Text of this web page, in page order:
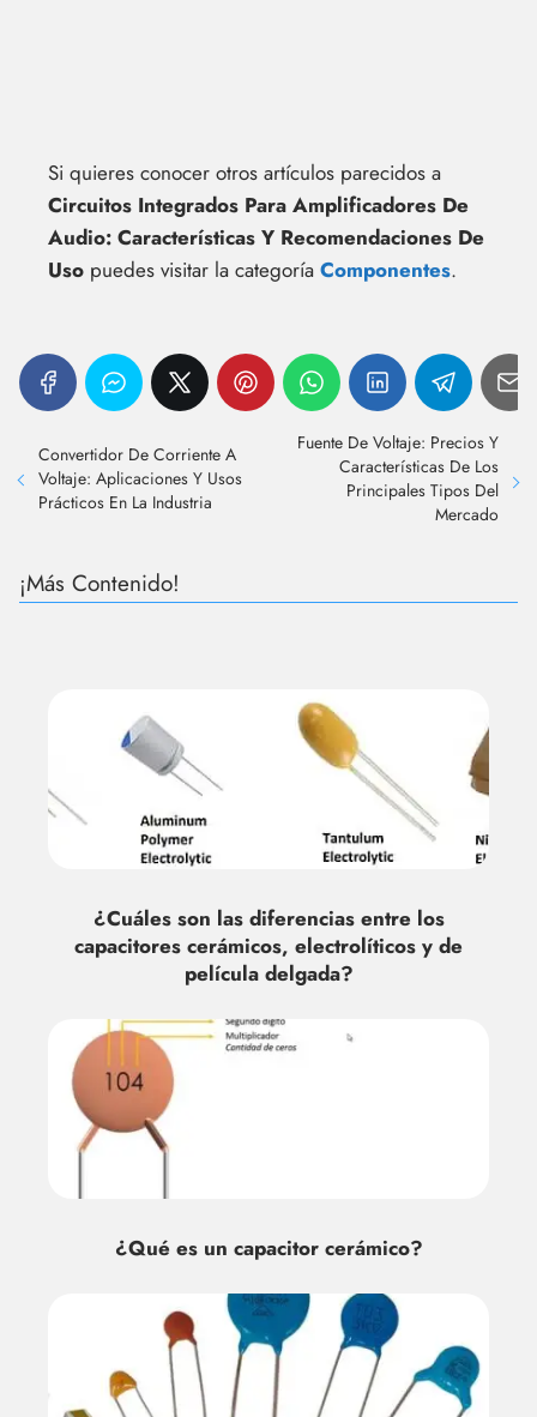
Si quieres conocer otros artículos parecidos a
Circuitos Integrados Para Amplificadores De
Audio: Características Y Recomendaciones De
Uso puedes visitar la categoría Componentes.
Convertidor De Corriente A
Voltaje: Aplicaciones Y Usos
Prácticos En La Industria
Fuente De Voltaje: Precios Y
Características De Los
Principales Tipos Del
Mercado
¡Más Contenido!
¿Cuáles son las diferencias entre los
capacitores cerámicos, electrolíticos y de
película delgada?
¿Qué es un capacitor cerámico?